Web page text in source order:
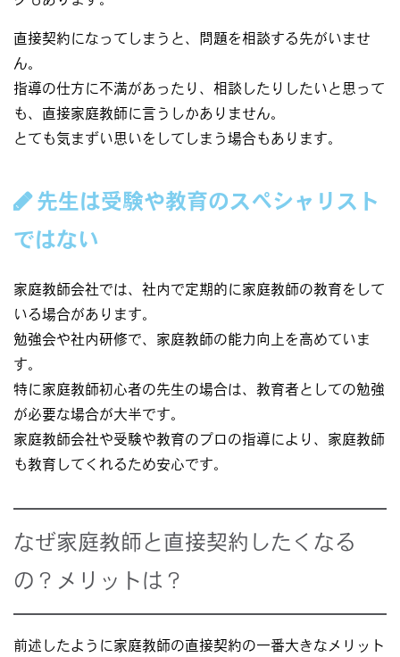
直接契約になってしまうと、問題を相談する先がいませ
ん。
指導の仕方に不満があったり、相談したりしたいと思って
も、直接家庭教師に言うしかありません。
とても気まずい思いをしてしまう場合もあります。
先生は受験や教育のスペシャリスト
ではない
家庭教師会社では、社内で定期的に家庭教師の教育をして
いる場合があります。
勉強会や社内研修で、家庭教師の能力向上を高めていま
す。
特に家庭教師初心者の先生の場合は、教育者としての勉強
が必要な場合が大半です。
家庭教師会社や受験や教育のプロの指導により、家庭教師
も教育してくれるため安心です。
なぜ家庭教師と直接契約したくなる
の？メリットは？
前述したように家庭教師の直接契約の一番大きなメリット